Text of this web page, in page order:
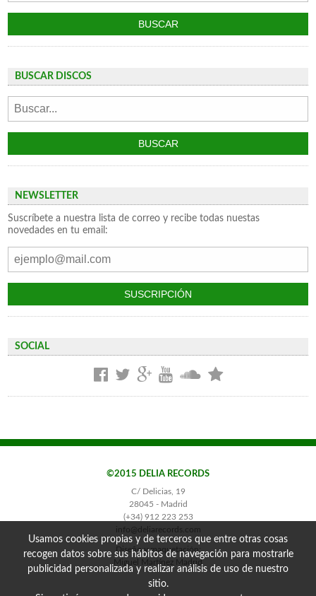
BUSCAR DISCOS
NEWSLETTER
Suscríbete a nuestra lista de correo y recibe todas nuestas
novedades en tu email:
SOCIAL
©2015 DELIA RECORDS
C/ Delicias, 19
28045 - Madrid
(+34) 912 223 253
info@deliarecords.com
Diseño y maquetación:
Miguel Martínez Madrid
Usamos cookies propias y de terceros que entre otras cosas
recogen datos sobre sus hábitos de navegación para mostrarle
publicidad personalizada y realizar análisis de uso de nuestro
sitio.